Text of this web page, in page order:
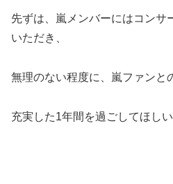
先ずは、嵐メンバーにはコンサ
いただき、
無理のない程度に、嵐ファンと
充実した1年間を過ごしてほし